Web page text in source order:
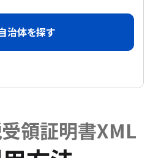
治体を探す
領証明書XML